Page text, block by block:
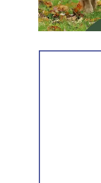
realizó las
ellas el registro
investigación que